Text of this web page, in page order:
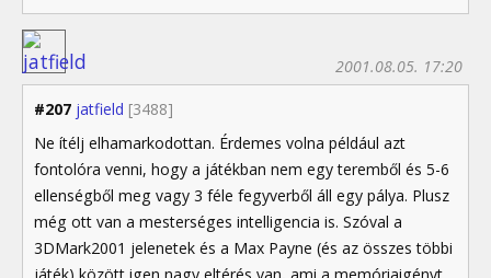
#207 jatfield [3488]
2001.08.05. 17:20
Ne ítélj elhamarkodottan. Érdemes volna például azt
fontolóra venni, hogy a játékban nem egy teremből és 5-6
ellenségből meg vagy 3 féle fegyverből áll egy pálya. Plusz
még ott van a mesterséges intelligencia is. Szóval a
3DMark2001 jelenetek és a Max Payne (és az összes többi